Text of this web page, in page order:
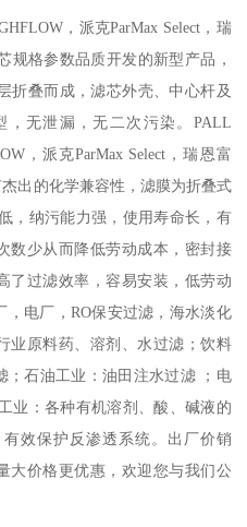
，派克ParMax Select，瑞
规格参数品质开发的新型产品，
折叠而成，滤芯外壳、中心杆及
无泄漏，无二次污染。PALL
，派克ParMax Select，瑞恩富
出的化学兼容性，滤膜为折叠式
，纳污能力强，使用寿命长，有
数少从而降低劳动成本，密封接
了过滤效率，容易安装，低劳动
电厂，RO保安过滤，海水淡化
业原料药、溶剂、水过滤；饮料
；石油工业：油田注水过滤 ；电
业：各种有机溶剂、酸、碱液的
效保护反渗透系统。出厂价销
大价格更优惠，欢迎您与我们公